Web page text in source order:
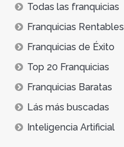
Todas las franquicias
Franquicias Rentables
Franquicias de Éxito
Top 20 Franquicias
Franquicias Baratas
Lás más buscadas
Inteligencia Artificial